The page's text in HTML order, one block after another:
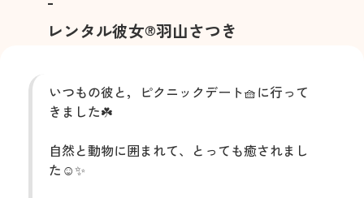
レンタル彼女®羽山さつき
いつもの彼と，ピクニックデート🧺に行って
きました☘️
自然と動物に囲まれて、とっても癒されまし
た☺️✨